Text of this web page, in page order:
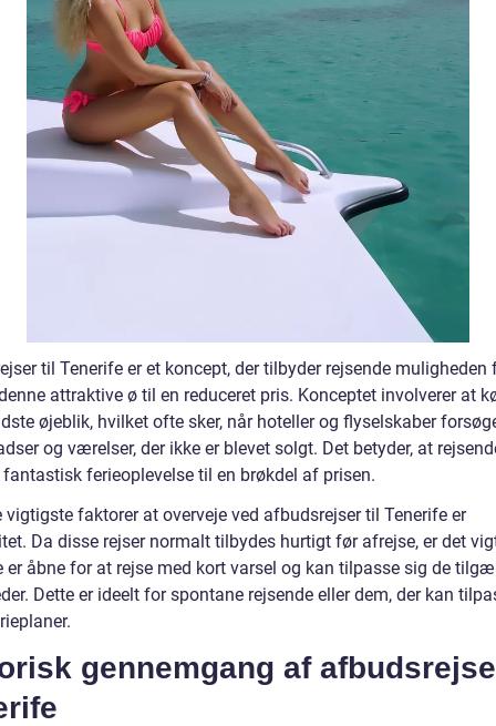
til Tenerife er et koncept, der tilbyder rejsende muligheden
attraktive ø til en reduceret pris. Konceptet involverer at
øjeblik, hvilket ofte sker, når hoteller og flyselskaber
og værelser, der ikke er blevet solgt. Det betyder, at
fantastisk ferieoplevelse til en brøkdel af prisen.
vigtigste faktorer at overveje ved afbudsrejser til Tenerife er
Da disse rejser normalt tilbydes hurtigt før afrejse, er det
er åbne for at rejse med kort varsel og kan tilpasse sig de
Dette er ideelt for spontane rejsende eller dem, der kan
gennemgang af